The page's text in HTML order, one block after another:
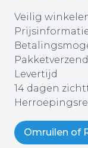
Veilig
Levertijd
14 dagen
Omruilen of